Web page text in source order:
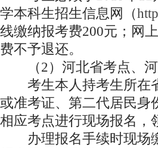
学本科生招生信息网（
线缴纳报考费200元；网
费不予退还。
（2）河北省考点、河
考生本人持考生所在
或准考证、第二代居民身
相应考点进行现场报名，
办理报名手续时现场